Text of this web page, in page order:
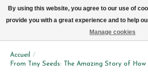
Accueil
/
From Tiny Seeds: The Amazing Story of How
By using this website, you agree to our use of
provide you with a great experience and to help
Manage cookies